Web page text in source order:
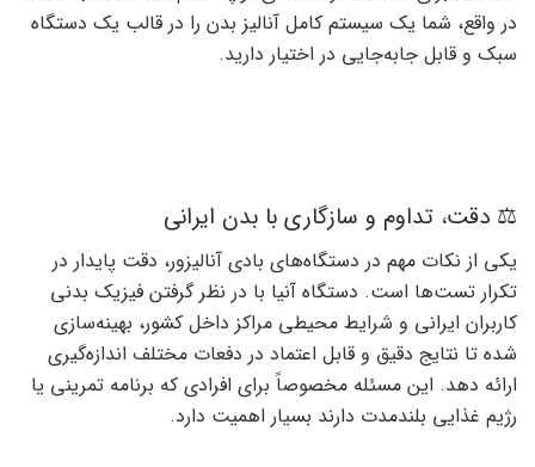
در واقع، شما یک سیستم کامل آنالیز بدن را در قالب یک دستگاه
سبک و قابل جابه‌جایی در اختیار دارید.
⚖️ دقت، تداوم و سازگاری با بدن ایرانی
یکی از نکات مهم در دستگاه‌های بادی آنالیزور، دقت پایدار در
تکرار تست‌ها است. دستگاه آنیا با در نظر گرفتن فیزیک بدنی
کاربران ایرانی و شرایط محیطی مراکز داخل کشور، بهینه‌سازی
شده تا نتایج دقیق و قابل اعتماد در دفعات مختلف اندازه‌گیری
ارائه دهد. این مسئله مخصوصاً برای افرادی که برنامه تمرینی یا
رژیم غذایی بلندمدت دارند بسیار اهمیت دارد.